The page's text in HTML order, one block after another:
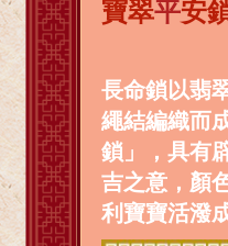
寶翠平安
長命鎖以翡
繩結編織而
鎖」，具有
吉之意，顏
利寶寶活潑